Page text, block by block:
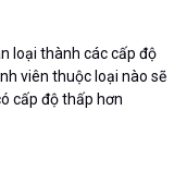
loại thành các cấp độ
viên thuộc loại nào sẽ
cấp độ thấp hơn